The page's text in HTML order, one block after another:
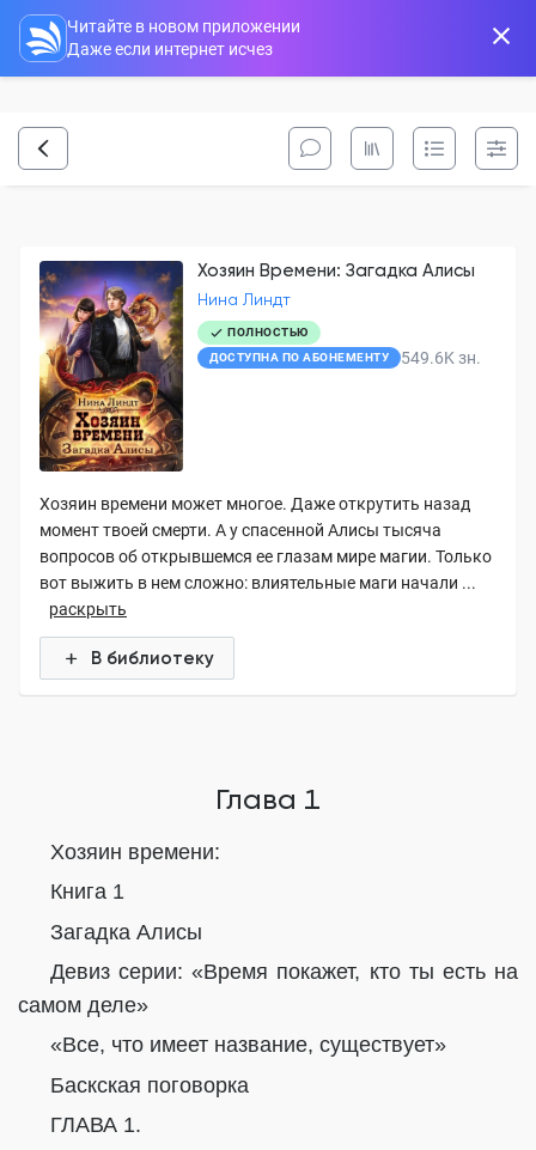
Читайте в новом приложении
Даже если интернет исчез
Хозяин Времени: Загадка Алисы
Нина Линдт
ПОЛНОСТЬЮ
ДОСТУПНА ПО АБОНЕМЕНТУ
549.6K зн.
Хозяин времени может многое. Даже открутить назад
момент твоей смерти. А у спасенной Алисы тысяча
вопросов об открывшемся ее глазам мире магии. Только
вот выжить в нем сложно: влиятельные маги начали ...
раскрыть
В библиотеку
Глава 1
Хозяин времени:
Книга 1
Загадка Алисы
Девиз серии: «Время покажет, кто ты есть на
самом деле»
«Все, что имеет название, существует»
Баскская поговорка
ГЛАВА 1.